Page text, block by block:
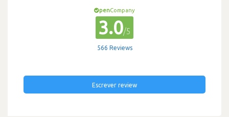
penCompany
3.0/5
566 Reviews
Escrever review